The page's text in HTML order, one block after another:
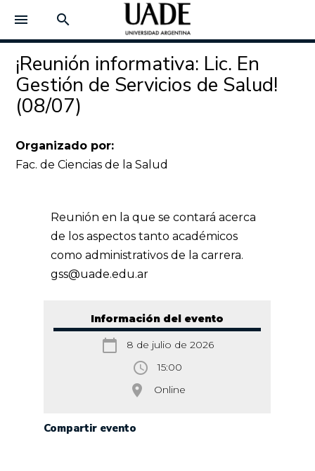
menu search
¡Reunión informativa: Lic. En
Gestión de Servicios de Salud!
(08/07)
Organizado por:
Fac. de Ciencias de la Salud
Información del evento
calendar_today 8 de julio de 2026
access_time 15:00
room Online
Compartir evento
Reunión en la que se contará acerca
de los aspectos tanto académicos
como administrativos de la carrera.
gss@uade.edu.ar